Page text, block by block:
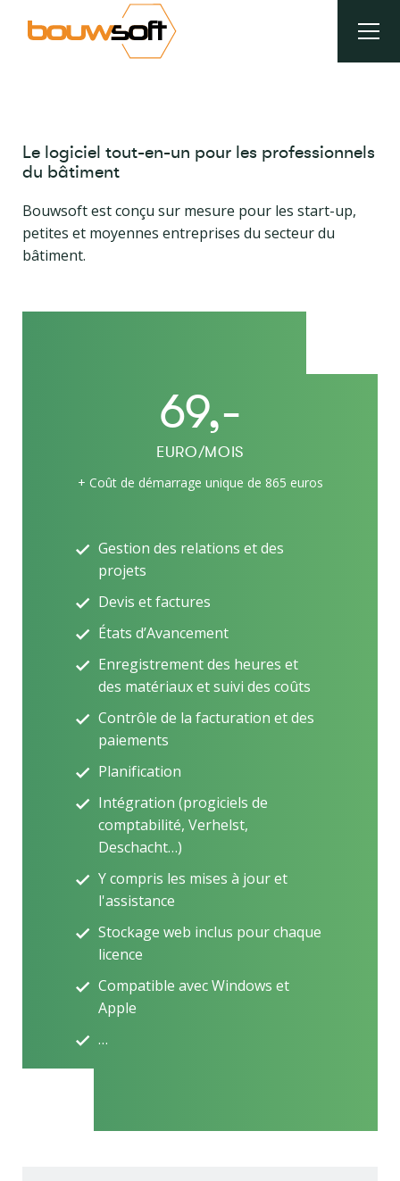
Le logiciel tout-en-un pour les professionnels
du bâtiment
Bouwsoft est conçu sur mesure pour les start-up,
petites et moyennes entreprises du secteur du
bâtiment.
69,-
EURO/MOIS
+ Coût de démarrage unique de 865 euros
Gestion des relations et des
projets
Devis et factures
États d’Avancement
Enregistrement des heures et
des matériaux et suivi des coûts
Contrôle de la facturation et des
paiements
Planification
Intégration (progiciels de
comptabilité, Verhelst,
Deschacht…)
Y compris les mises à jour et
l'assistance
Stockage web inclus pour chaque
licence
Compatible avec Windows et
Apple
…